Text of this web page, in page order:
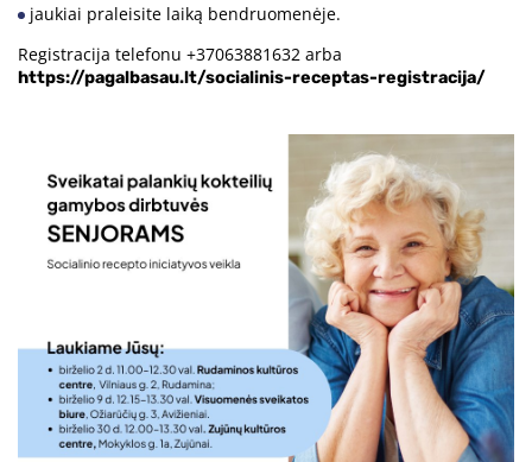
jaukiai praleisite laiką bendruomenėje.
Registracija telefonu +37063881632 arba
https://pagalbasau.lt/socialinis-receptas-registracija/